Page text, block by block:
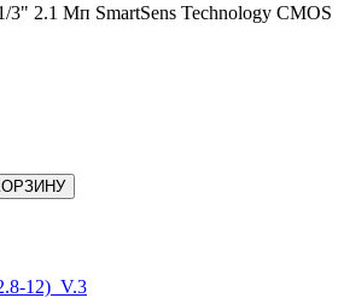
3" 2.1 Мп SmartSens Technology CMOS
12)_V.3